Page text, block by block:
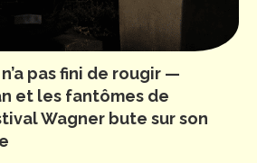
pas fini de rougir —
et les fantômes de
Wagner bute sur son